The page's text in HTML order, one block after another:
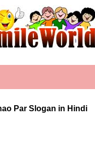
Par Slogan in Hindi